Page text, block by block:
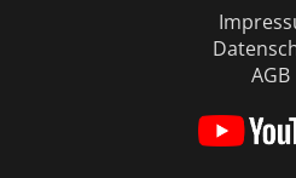
AGB